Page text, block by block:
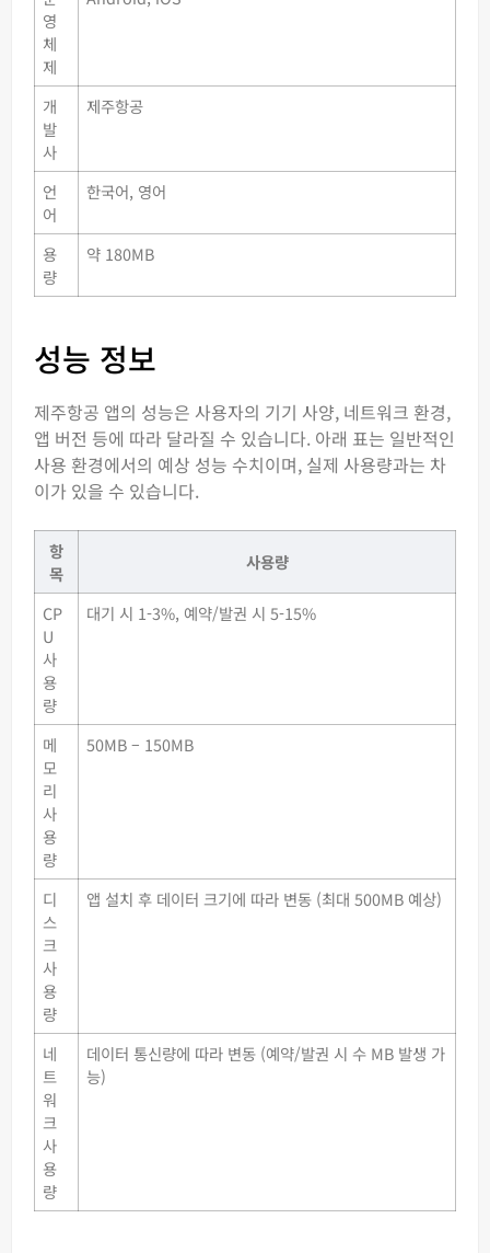
영
체
제
개
발
사
제주항공
언
어
한국어, 영어
용
량
약 180MB
성능 정보
제주항공 앱의 성능은 사용자의 기기 사양, 네트워크 환경,
앱 버전 등에 따라 달라질 수 있습니다. 아래 표는 일반적인
사용 환경에서의 예상 성능 수치이며, 실제 사용량과는 차
이가 있을 수 있습니다.
항
목
사용량
CP
U
사
용
량
대기 시 1-3%, 예약/발권 시 5-15%
메
모
리
사
용
량
50MB – 150MB
디
스
크
사
용
량
앱 설치 후 데이터 크기에 따라 변동 (최대 500MB 예상)
네
트
워
크
사
용
량
데이터 통신량에 따라 변동 (예약/발권 시 수 MB 발생 가
능)